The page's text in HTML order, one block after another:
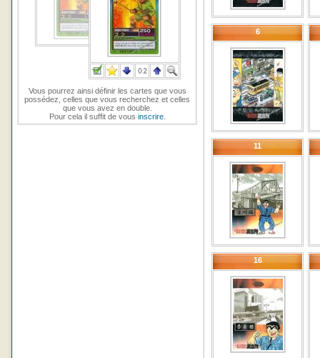
Vous pourrez ainsi définir les cartes que vous
possédez, celles que vous recherchez et celles
que vous avez en double.
Pour cela il suffit de vous inscrire.
6
11
16